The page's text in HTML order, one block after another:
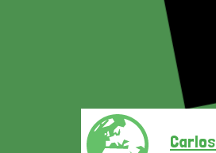
Carlos